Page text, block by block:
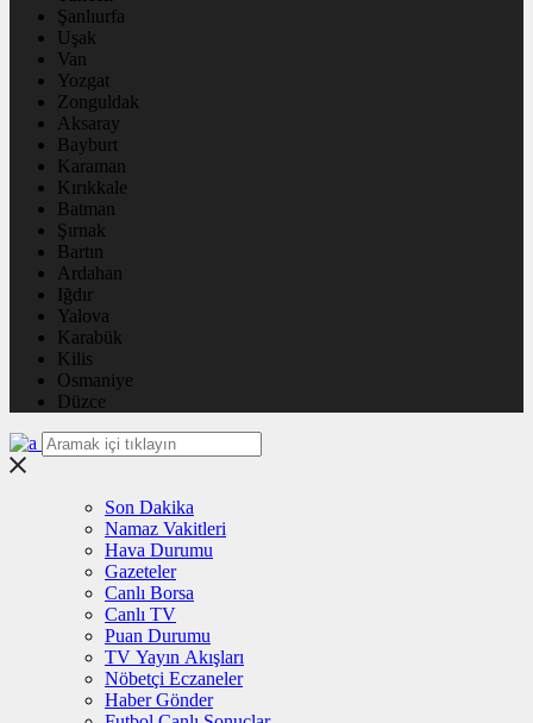
Şanlıurfa
Uşak
Van
Yozgat
Zonguldak
Aksaray
Bayburt
Karaman
Kırıkkale
Batman
Şırnak
Bartın
Ardahan
Iğdır
Yalova
Karabük
Kilis
Osmaniye
Düzce
Son Dakika
Namaz Vakitleri
Hava Durumu
Gazeteler
Canlı Borsa
Canlı TV
Puan Durumu
TV Yayın Akışları
Nöbetçi Eczaneler
Haber Gönder